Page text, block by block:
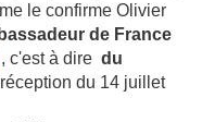
le confirme Olivier
de France
, c'est à dire du
du 14 juillet